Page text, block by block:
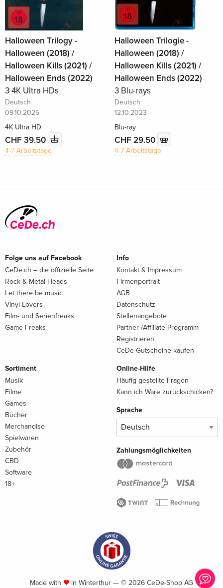
Halloween Trilogy -
Halloween (2018) /
Halloween Kills (2021) /
Halloween Ends (2022)
3 4K Ultra HDs
Deutsch
09.10.2025
4K Ultra HD
CHF 39.50
4-7 Arbeitstage
Halloween Trilogie -
Halloween (2018) /
Halloween Kills (2021) /
Halloween Ends (2022)
3 Blu-rays
Deutsch
12.10.2023
Blu-ray
CHF 29.50
4-7 Arbeitstage
Folge uns auf Facebook
CeDe.ch – die offizielle Seite
Rock & Metal Heads
Let there be music
Vinyl Lovers
Film- und Serienfreaks
Game Freaks
Info
Kontakt & Impressum
Firmenportrait
AGB
Datenschutz
Stellenangebote
Partner-/Affiliate-Programm
Registrieren
CeDe Gutscheine kaufen
Sortiment
Musik
Filme
Games
Bücher
Merchandise
Spielwaren
Zubehör
CBD
Software
18+
Online-Hilfe
Häufig gestellte Fragen
Kann ich Ware zurückschicken?
Sprache
Zahlungsmöglichkeiten
Made with in Winterthur — © 2026 CeDe-Shop AG